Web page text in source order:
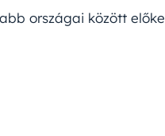
országai között